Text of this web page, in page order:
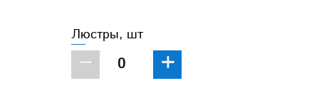
Люстры, шт
− +